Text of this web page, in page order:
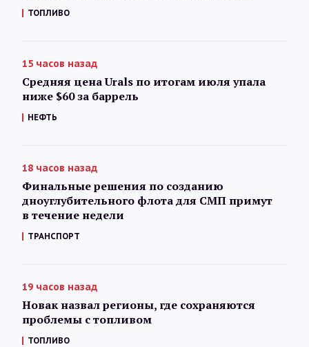
ТОПЛИВО
15 часов назад
Средняя цена Urals по итогам июля упала
ниже $60 за баррель
НЕФТЬ
18 часов назад
Финальные решения по созданию
дноуглубительного флота для СМП примут
в течение недели
ТРАНСПОРТ
19 часов назад
Новак назвал регионы, где сохраняются
проблемы с топливом
ТОПЛИВО